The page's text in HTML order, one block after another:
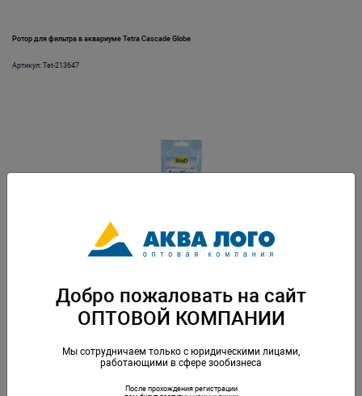
Ротор для фильтра в аквариуме Tetra Cascade Globe
Артикул: Tet-213647
Салфетки для очистки стекол Tetra EasyWipes (10шт/уп)
Добро пожаловать на сайт
ОПТОВОЙ КОМПАНИИ
Мы сотрудничаем только с юридическими лицами,
работающими в сфере зообизнеса
После прохождения регистрации